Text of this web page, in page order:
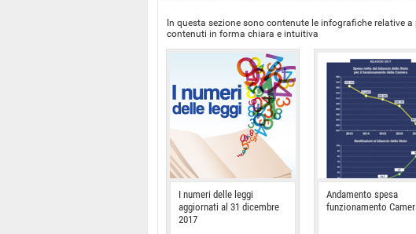
In questa sezione sono contenute le infografiche relative
contenuti in forma chiara e intuitiva
I numeri delle leggi
aggiornati al 31 dicembre
2017
Andamento spesa
funzionamento